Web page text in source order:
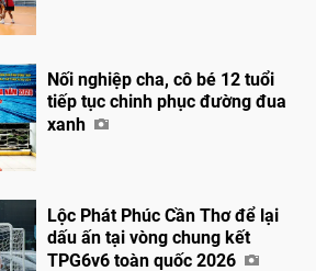
Nối nghiệp cha, cô bé 12 tuổi
tiếp tục chinh phục đường đua
xanh
Lộc Phát Phúc Cần Thơ để lại
dấu ấn tại vòng chung kết
TPG6v6 toàn quốc 2026